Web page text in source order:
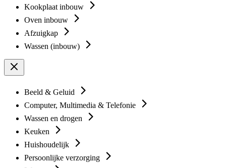
Kookplaat inbouw
Oven inbouw
Afzuigkap
Wassen (inbouw)
Beeld & Geluid
Computer, Multimedia & Telefonie
Wassen en drogen
Keuken
Huishoudelijk
Persoonlijke verzorging